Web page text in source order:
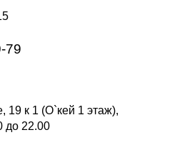
79
19 к 1 (О`кей 1 этаж),
до 22.00